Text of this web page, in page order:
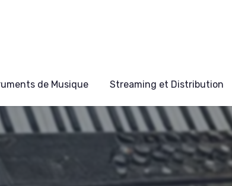
de Musique Streaming et Distribution